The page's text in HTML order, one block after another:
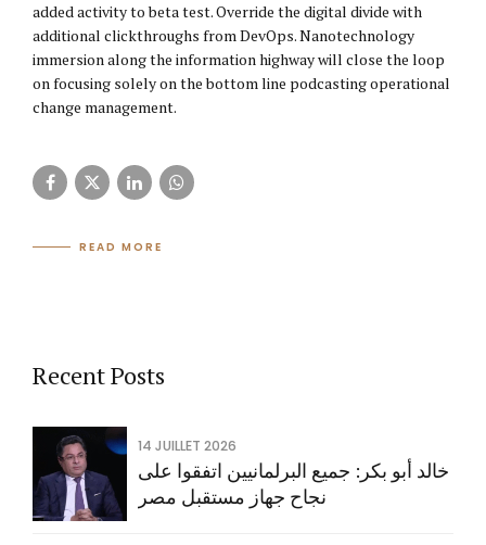
added activity to beta test. Override the digital divide with
additional clickthroughs from DevOps. Nanotechnology
immersion along the information highway will close the loop
on focusing solely on the bottom line podcasting operational
change management.
READ MORE
Recent Posts
14 JUILLET 2026
خالد أبو بكر: جميع البرلمانيين اتفقوا على
نجاح جهاز مستقبل مصر